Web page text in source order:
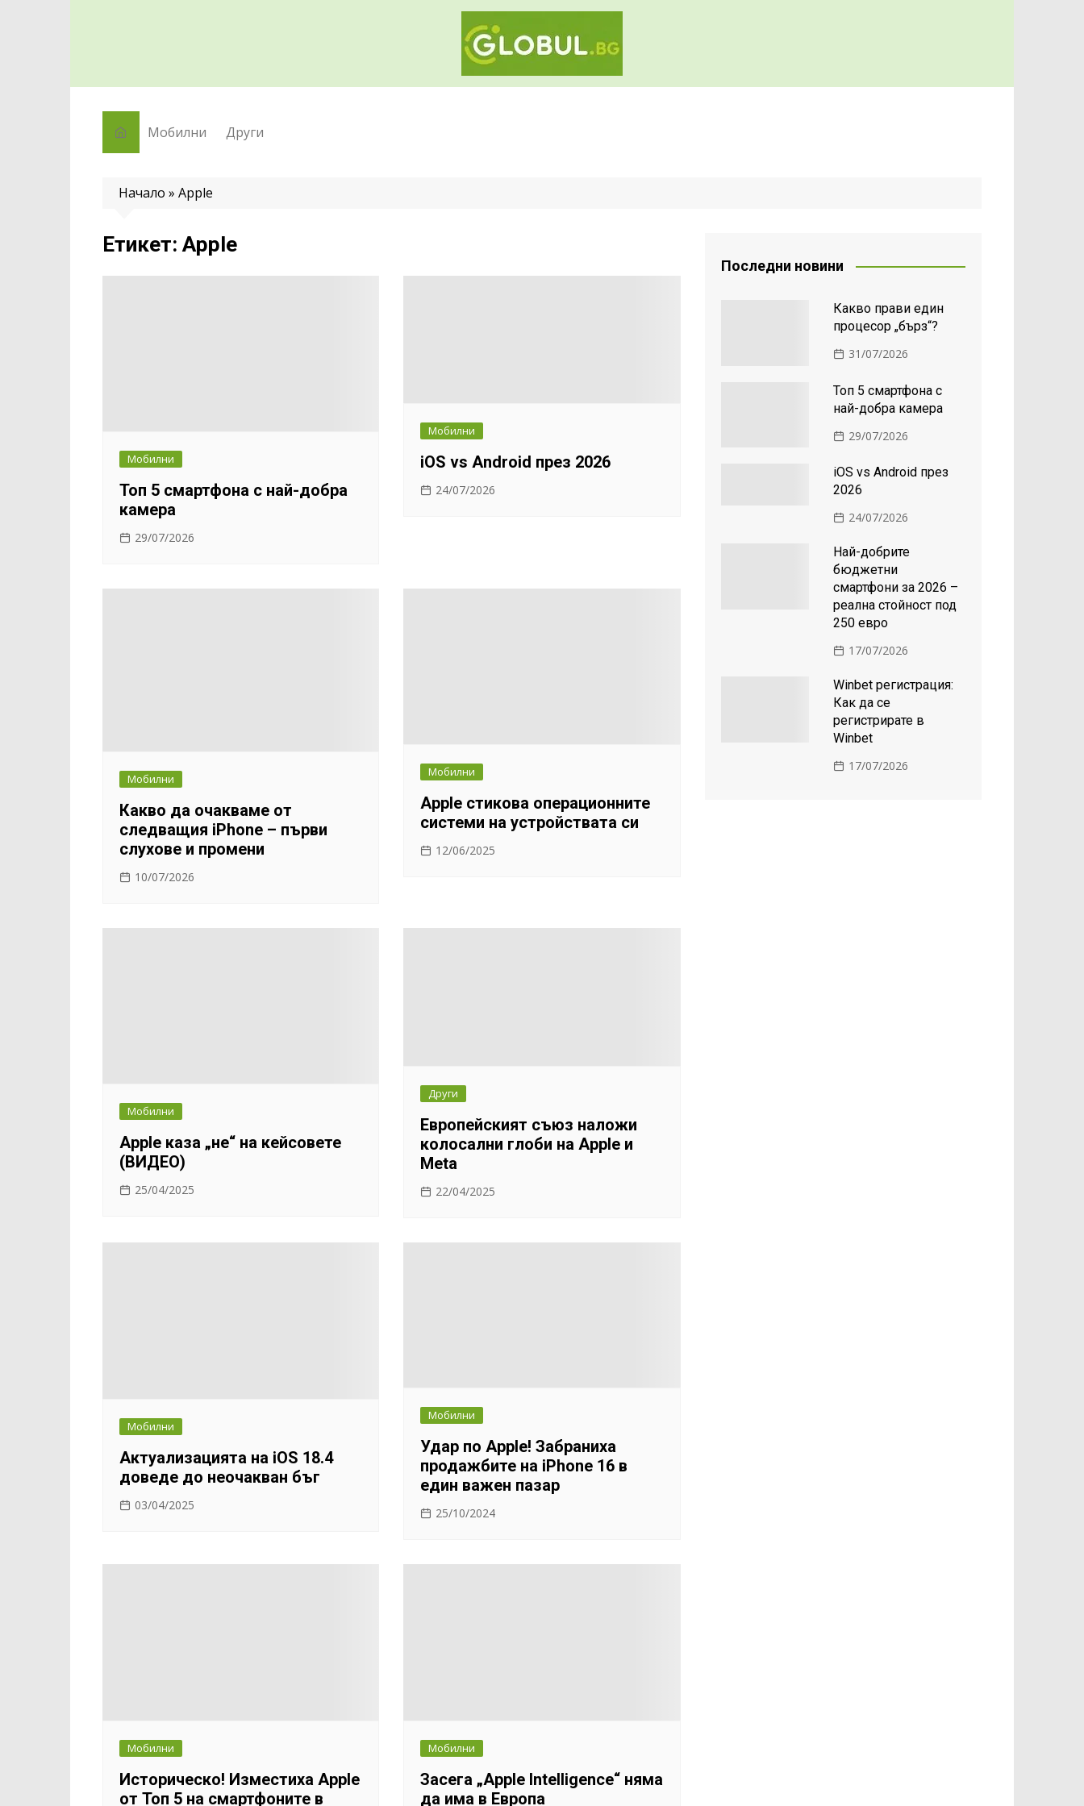
Мобилни Други
Начало » Apple
Етикет:Apple
Мобилни
Топ 5 смартфона с най-добра
камера
29/07/2026
Мобилни
iOS vs Android през 2026
24/07/2026
Мобилни
Какво да очакваме от
следващия iPhone – първи
слухове и промени
10/07/2026
Мобилни
Apple стикова операционните
системи на устройствата си
12/06/2025
Мобилни
Apple каза „не“ на кейсовете
(ВИДЕО)
25/04/2025
Други
Европейският съюз наложи
колосални глоби на Apple и
Meta
22/04/2025
Мобилни
Актуализацията на iOS 18.4
доведе до неочакван бъг
03/04/2025
Мобилни
Удар по Apple! Забраниха
продажбите на iPhone 16 в
един важен пазар
25/10/2024
Мобилни
Историческо! Изместиха Apple
от Топ 5 на смартфоните в
Мобилни
Засега „Apple Intelligence“ няма
да има в Европа
Последни новини
Какво прави един
процесор „бърз“?
31/07/2026
Топ 5 смартфона с
най-добра камера
29/07/2026
iOS vs Android през
2026
24/07/2026
Най-добрите
бюджетни
смартфони за 2026 –
реална стойност под
250 евро
17/07/2026
Winbet регистрация:
Как да се
регистрирате в
Winbet
17/07/2026